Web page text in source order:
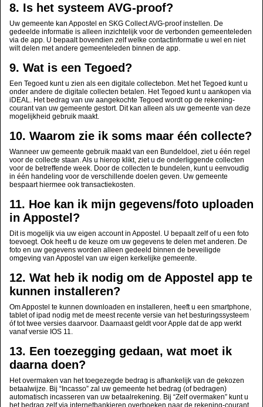
8. Is het systeem AVG-proof?
Uw gemeente kan Appostel en SKG Collect AVG-proof instellen. De
gedeelde informatie is alleen inzichtelijk voor de verbonden gemeenteleden
via de app. U bepaalt bovendien zelf welke contactinformatie u wel en niet
wilt delen met andere gemeenteleden binnen de app.
9. Wat is een Tegoed?
Een Tegoed kunt u zien als een digitale collectebon. Met het Tegoed kunt u
onder andere de digitale collecten betalen. Het Tegoed kunt u aankopen via
iDEAL. Het bedrag van uw aangekochte Tegoed wordt op de rekening-
courant van uw gemeente gestort. Dit kan alleen als uw gemeente van deze
mogelijkheid gebruik maakt.
10. Waarom zie ik soms maar één collecte?
Wanneer uw gemeente gebruik maakt van een Bundeldoel, ziet u één regel
voor de collecte staan. Als u hierop klikt, ziet u de onderliggende collecten
voor de betreffende week. Door de collecten te bundelen, kunt u eenvoudig
in één handeling voor de verschillende doelen geven. Uw gemeente
bespaart hiermee ook transactiekosten.
11. Hoe kan ik mijn gegevens/foto uploaden
in Appostel?
Dit is mogelijk via uw eigen account in Appostel. U bepaalt zelf of u een foto
toevoegt. Ook heeft u de keuze om uw gegevens te delen met anderen. De
foto en uw gegevens worden alleen gedeeld binnen de beveiligde
omgeving van Appostel van uw eigen kerkelijke gemeente.
12. Wat heb ik nodig om de Appostel app te
kunnen installeren?
Om Appostel te kunnen downloaden en installeren, heeft u een smartphone,
tablet of ipad nodig met de meest recente versie van het besturingssysteem
óf tot twee versies daarvoor. Daarnaast geldt voor Apple dat de app werkt
vanaf versie IOS 11.
13. Een toezegging gedaan, wat moet ik
daarna doen?
Het overmaken van het toegezegde bedrag is afhankelijk van de gekozen
betaalwijze. Bij “Incasso” zal uw gemeente het bedrag (of bedragen)
automatisch incasseren van uw betaalrekening. Bij “Zelf overmaken” kunt u
het bedrag zelf via internetbankieren overboeken naar de rekening-courant